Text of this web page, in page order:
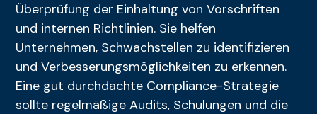
Überprüfung der Einhaltung von Vorschriften
und internen Richtlinien. Sie helfen
Unternehmen, Schwachstellen zu identifizieren
und Verbesserungsmöglichkeiten zu erkennen.
Eine gut durchdachte Compliance-Strategie
sollte regelmäßige Audits, Schulungen und die